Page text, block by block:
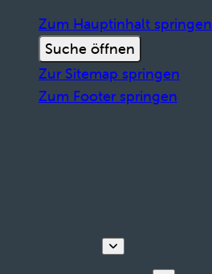
Zum Hauptinhalt springen
Suche öffnen
Zur Sitemap springen
Zum Footer springen